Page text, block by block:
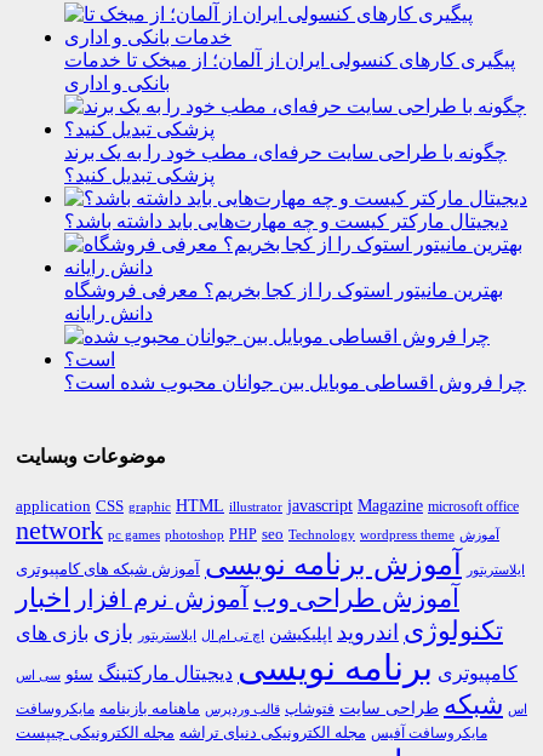
پیگیری کارهای کنسولی ایران از آلمان؛ از میخک تا خدمات
بانکی و اداری
چگونه با طراحی سایت حرفه‌ای، مطب خود را به یک برند
پزشکی تبدیل کنید؟
دیجیتال مارکتر کیست و چه مهارت‌هایی باید داشته باشد؟
بهترین مانیتور استوک را از کجا بخریم؟ معرفی فروشگاه
دانش رایانه
چرا فروش اقساطی موبایل بین جوانان محبوب شده است؟
موضوعات وبسایت
application CSS graphic HTML illustrator javascript Magazine microsoft office
network pc games photoshop PHP seo Technology wordpress theme آموزش
ایلاستریتور آموزش برنامه نویسی آموزش شبکه های کامپیوتری
آموزش طراحی وب آموزش نرم افزار اخبار
تکنولوژی اندروید اپلیکیشن اچ تی ام ال ایلاستریتور بازی بازی های
کامپیوتری برنامه نویسی دیجیتال مارکتینگ سئو سی اس
اس شبکه طراحی سایت فتوشاپ قالب وردپرس ماهنامه بازینامه مایکروسافت
مایکروسافت آفیس مجله الکترونیکی دنیای تراشه مجله الکترونیکی چیپست